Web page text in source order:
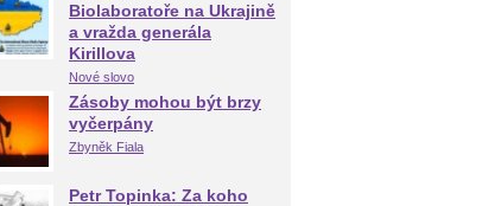
Biolaboratoře na Ukrajině
a vražda generála
Kirillova
Nové slovo
Zásoby mohou být brzy
vyčerpány
Zbyněk Fiala
Petr Topinka: Za koho